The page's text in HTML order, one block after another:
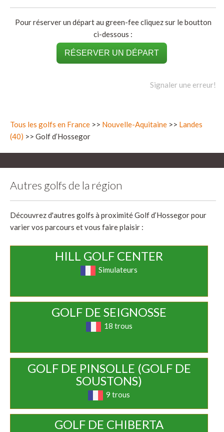
Pour réserver un départ au green-fee cliquez sur le boutton
ci-dessous :
RÉSERVER UN DÉPART
Signaler une erreur!
Tous les golfs en France >> Nouvelle-Aquitaine >> Landes
(40) >> Golf d’Hossegor
Autres golfs de la région
Découvrez d'autres golfs à proximité Golf d’Hossegor pour
varier vos parcours et vous faire plaisir :
HILL GOLF CENTER
Simulateurs
GOLF DE SEIGNOSSE
18 trous
GOLF DE PINSOLLE (GOLF DE
SOUSTONS)
9 trous
GOLF DE CHIBERTA